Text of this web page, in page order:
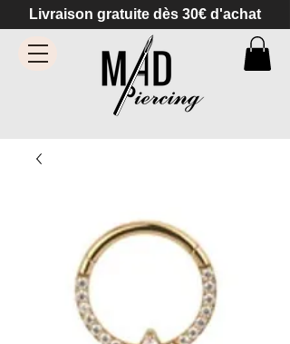
Livraison gratuite dès 30€ d'achat